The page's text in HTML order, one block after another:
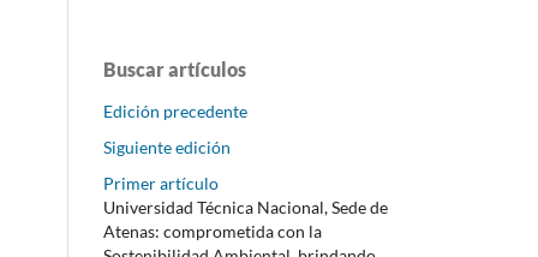
Buscar artículos
Edición precedente
Siguiente edición
Primer artículo
Universidad Técnica Nacional, Sede de
Atenas: comprometida con la